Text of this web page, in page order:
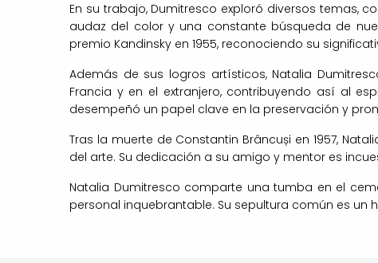
En su trabajo, Dumitresco exploró diversos temas,
audaz del color y una constante búsqueda de
premio Kandinsky en 1955, reconociendo su
Además de sus logros artísticos, Natalia
Francia y en el extranjero, contribuyendo así al
desempeñó un papel clave en la preservación y
Tras la muerte de Constantin Brâncuși en 1957,
del arte. Su dedicación a su amigo y mentor es
Natalia Dumitresco comparte una tumba en el
personal inquebrantable. Su sepultura común es